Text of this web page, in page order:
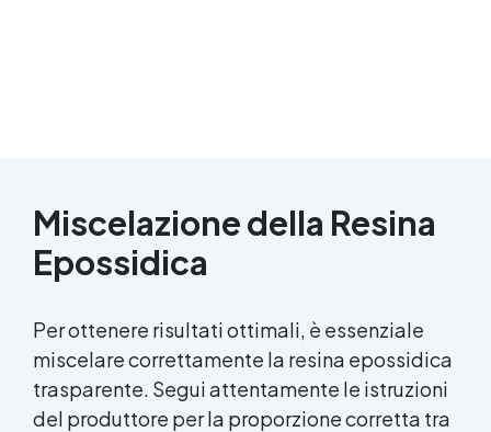
Miscelazione della Resina
Epossidica
Per ottenere risultati ottimali, è essenziale
miscelare correttamente la resina epossidica
trasparente. Segui attentamente le istruzioni
del produttore per la proporzione corretta tra